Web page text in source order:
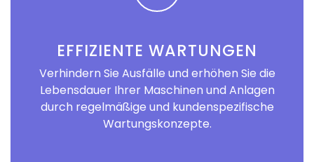
EFFIZIENTE WARTUNGEN
Verhindern Sie Ausfälle und erhöhen Sie die
Lebensdauer Ihrer Maschinen und Anlagen
durch regelmäßige und kundenspezifische
Wartungskonzepte.